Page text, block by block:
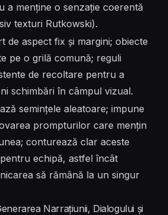
a menține o senzație coerentă
texturi Rutkowski).
de aspect fix și margini; obiecte
pe o grilă comună; reguli
de recoltare pentru a
schimbări în câmpul vizual.
semințele aleatoare; impune
prompturilor care mențin
conturează clar aceste
echipă, astfel încât
să rămână la un singur
Narrațiunii, Dialogului și